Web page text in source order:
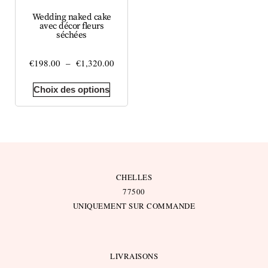
Wedding naked cake
avec décor fleurs
séchées
€198.00 – €1,320.00
Choix des options
CHELLES
77500
UNIQUEMENT SUR COMMANDE
LIVRAISONS